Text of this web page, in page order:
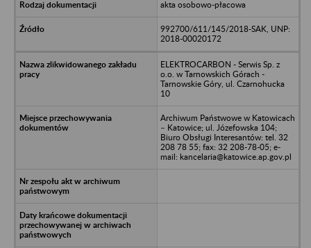
akta osobowo-płacowa
992700/611/145/2018-SAK, UNP:
2018-00020172
ELEKTROCARBON - Serwis Sp. z
o.o. w Tarnowskich Górach -
Tarnowskie Góry, ul. Czarnohucka
10
Archiwum Państwowe w Katowicach
– Katowice; ul. Józefowska 104;
Biuro Obsługi Interesantów: tel. 32
208 78 55; fax: 32 208-78-05; e-
mail: kancelaria@katowice.ap.gov.pl